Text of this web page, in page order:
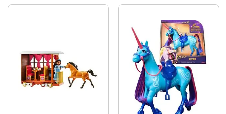
Utvikling gjennom lek: Økt interaksjon gjør at Wildstar lyser sterkere
Fargerikt design: Regnbuefarget man og hale for fantasirik lek
Enhjørning figur
Sal og tøyler
Detaljer:
Batteribehov: 2 x AA-batterier (demo inkludert)